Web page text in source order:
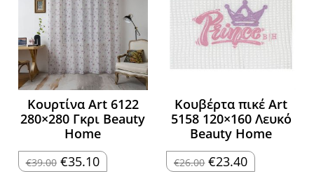
Κουρτίνα Art 6122
280×280 Γκρι Beauty
Home
€39.00 Original
price
€35.10Η
τρέχουσα
Κουβέρτα πικέ Art
5158 120×160 Λευκό
Beauty Home
€26.00 Original
price
€23.40Η
τρέχουσα